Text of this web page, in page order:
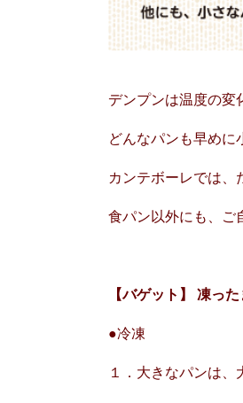
デンプンは温度の変
どんなパンも早めに
カンテボーレでは、
食パン以外にも、ご
【バゲット】 凍っ
●冷凍
１．大きなパンは、